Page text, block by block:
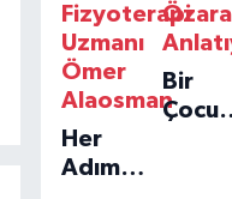
Fizyoterapi
Uzmanı
Ömer
Alaosman
Her
Adım
Bir